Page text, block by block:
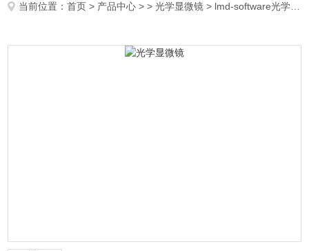
当前位置：首页 > 产品中心 > >光学显微镜 > lmd-software光学显微镜